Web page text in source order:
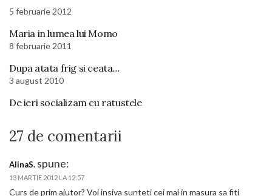
5 februarie 2012
Maria in lumea lui Momo
8 februarie 2011
Dupa atata frig si ceata…
3 august 2010
De ieri socializam cu ratustele
27 de comentarii
AlinaS. spune:
13 MARTIE 2012 LA 12:57
Curs de prim ajutor? Voi insiva sunteti cei mai in masura sa fiti